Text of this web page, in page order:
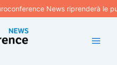
News riprenderà le